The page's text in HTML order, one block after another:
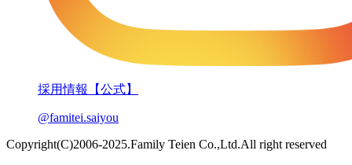
採用情報【公式】
@famitei.saiyou
Copyright(C)2006-2025.Family Teien Co.,Ltd.All right reserved